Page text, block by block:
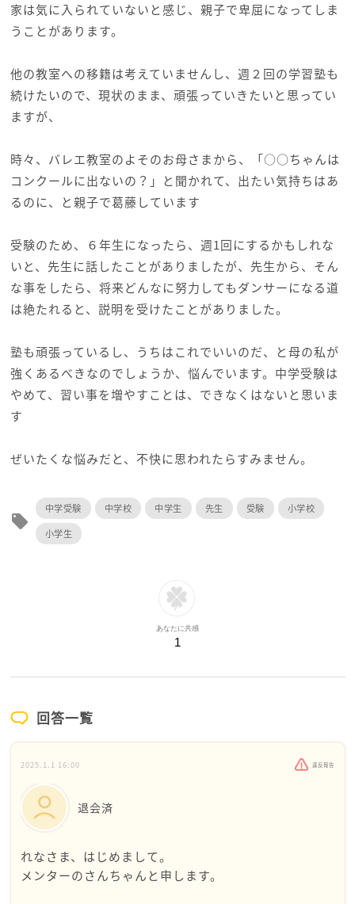
家は気に入られていないと感じ、親子で卑屈になってしま
うことがあります。
他の教室への移籍は考えていませんし、週２回の学習塾も
続けたいので、現状のまま、頑張っていきたいと思ってい
ますが、
時々、バレエ教室のよそのお母さまから、「○○ちゃんは
コンクールに出ないの？」と聞かれて、出たい気持ちはあ
るのに、と親子で葛藤しています
受験のため、６年生になったら、週1回にするかもしれな
いと、先生に話したことがありましたが、先生から、そん
な事をしたら、将来どんなに努力してもダンサーになる道
は絶たれると、説明を受けたことがありました。
塾も頑張っているし、うちはこれでいいのだ、と母の私が
強くあるべきなのでしょうか、悩んでいます。中学受験は
やめて、習い事を増やすことは、できなくはないと思いま
す
ぜいたくな悩みだと、不快に思われたらすみません。
local_offer
中学受験 中学校 中学生 先生 受験
小学校
小学生
あなたに共感
1
回答一覧
2025.1.1 16:00 違反報告
退会済
れなさま、はじめまして。
メンターのさんちゃんと申します。